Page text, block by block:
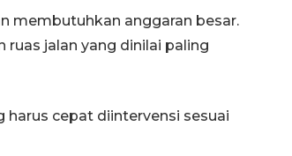
membutuhkan anggaran besar.
jalan yang dinilai paling
cepat diintervensi sesuai
Kerinci